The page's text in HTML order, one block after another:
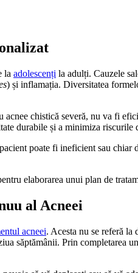
la adolescenți la adulți. Cauzele
) și inflamația. Diversitatea
chistică severă, nu va fi
durabile și a minimiza
poate fi ineficient sau chiar
elaborarea unui plan de
al Acneei
acneei. Acesta nu se referă
săptămânii. Prin